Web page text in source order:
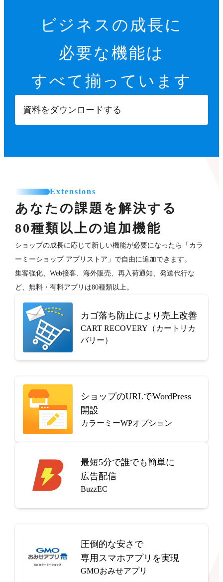
ビジネスの成長に
必要な機能は
すべて揃っています
資料をダウンロードする
Extensions
あなたの課題を解決する
80種類以上の追加機能
ショップの成長に応じて新しい機能が必要になったら「カラ
ーミーショップ アプリストア」で自由に追加できます。
集客強化、Web接客、海外販売、再入荷通知、発送代行な
ど、無料・有料アプリは80種類以上。
カゴ落ち防止により売上改善
CART RECOVERY（カートリカ
バリー）
ショップのURLでWordPress
開設
カラーミーWPオプション
最短5分で誰でも簡単に
広告配信
BuzzEC
圧倒的な安さで
専用スマホアプリを実現
GMOおみせアプリ